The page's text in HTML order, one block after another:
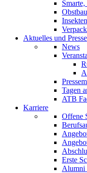
Aktuelles und Presse
News
Tagen
ATB
Karriere
Offene
Erste
Alumni